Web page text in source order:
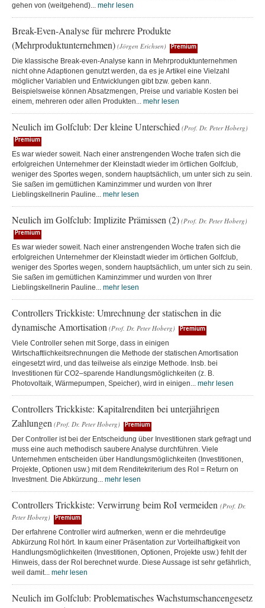
gehen von (weitgehend)... mehr lesen
Break-Even-Analyse für mehrere Produkte
(Mehrproduktunternehmen) (Jörgen Erichsen) Premium
Die klassische Break-even-Analyse kann in Mehrproduktunternehmen
nicht ohne Adaptionen genutzt werden, da es je Artikel eine Vielzahl
möglicher Variablen und Entwicklungen gibt bzw. geben kann.
Beispielsweise können Absatzmengen, Preise und variable Kosten bei
einem, mehreren oder allen Produkten... mehr lesen
Neulich im Golfclub: Der kleine Unterschied (Prof. Dr. Peter Hoberg)
Premium
Es war wieder soweit. Nach einer anstrengenden Woche trafen sich die
erfolgreichen Unternehmer der Kleinstadt wieder im örtlichen Golfclub,
weniger des Sportes wegen, sondern hauptsächlich, um unter sich zu sein.
Sie saßen im gemütlichen Kaminzimmer und wurden von Ihrer
Lieblingskellnerin Pauline... mehr lesen
Neulich im Golfclub: Implizite Prämissen (2) (Prof. Dr. Peter Hoberg)
Premium
Es war wieder soweit. Nach einer anstrengenden Woche trafen sich die
erfolgreichen Unternehmer der Kleinstadt wieder im örtlichen Golfclub,
weniger des Sportes wegen, sondern hauptsächlich, um unter sich zu sein.
Sie saßen im gemütlichen Kaminzimmer und wurden von Ihrer
Lieblingskellnerin Pauline... mehr lesen
Controllers Trickkiste: Umrechnung der statischen in die
dynamische Amortisation (Prof. Dr. Peter Hoberg) Premium
Viele Controller sehen mit Sorge, dass in einigen
Wirtschaftlichkeitsrechnungen die Methode der statischen Amortisation
eingesetzt wird, und das teilweise als einzige Methode. Insb. bei
Investitionen für CO2–sparende Handlungsmöglichkeiten (z. B.
Photovoltaik, Wärmepumpen, Speicher), wird in einigen... mehr lesen
Controllers Trickkiste: Kapitalrenditen bei unterjährigen
Zahlungen (Prof. Dr. Peter Hoberg) Premium
Der Controller ist bei der Entscheidung über Investitionen stark gefragt und
muss eine auch methodisch saubere Analyse durchführen. Viele
Unternehmen entscheiden über Handlungsmöglichkeiten (Investitionen,
Projekte, Optionen usw.) mit dem Renditekriterium des RoI = Return on
Investment. Die Abkürzung... mehr lesen
Controllers Trickkiste: Verwirrung beim RoI vermeiden (Prof. Dr.
Peter Hoberg)
Premium
Der erfahrene Controller wird aufmerken, wenn er die mehrdeutige
Abkürzung RoI hört. In kaum einer Präsentation zur Vorteilhaftigkeit von
Handlungsmöglichkeiten (Investitionen, Optionen, Projekte usw.) fehlt der
Hinweis, dass der RoI berechnet wurde. Diese Aussage ist sehr gefährlich,
weil damit... mehr lesen
Neulich im Golfclub: Problematisches Wachstumschancengesetz